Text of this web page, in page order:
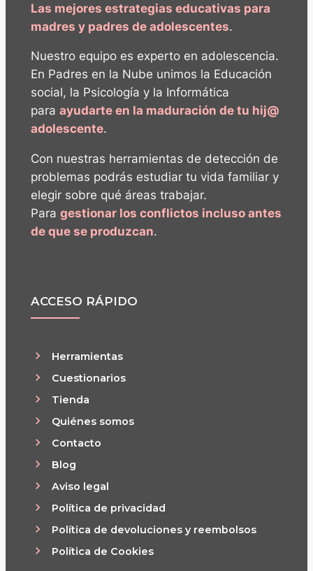
Las mejores estrategias educativas para
madres y padres de adolescentes.
Nuestro equipo es experto en adolescencia.
En Padres en la Nube unimos la Educación
social, la Psicología y la Informática
para ayudarte en la maduración de tu hij@
adolescente.
Con nuestras herramientas de detección de
problemas podrás estudiar tu vida familiar y
elegir sobre qué áreas trabajar.
Para gestionar los conflictos incluso antes
de que se produzcan.
ACCESO RÁPIDO
Herramientas
Cuestionarios
Tienda
Quiénes somos
Contacto
Blog
Aviso legal
Política de privacidad
Política de devoluciones y reembolsos
Política de Cookies